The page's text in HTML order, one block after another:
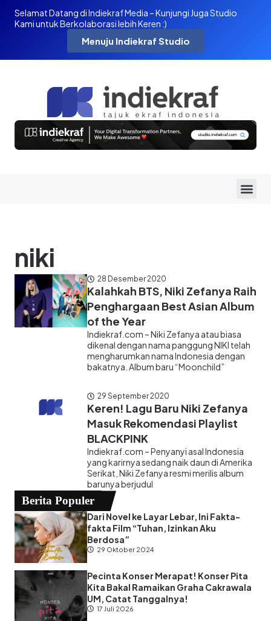
Selamat Datang di Indiekraf Media – Kunjungi Juga Studio
Kami untuk Berkolaborasi lebih Keren :)
Menuju Indiekraf Studio
niki
28 Desember 2020
Kalahkah BTS, Niki Zefanya Raih
Penghargaan Best Asian Album
of the Year
Indiekraf.com – Niki Zefanya atau biasa
dikenal dengan nama panggung NIKI telah
mengharumkan nama Indonesia dengan
bakatnya. Album baru “Moonchild”
29 September 2020
Keren! Lagu Baru Niki Zefanya
Masuk Rekomendasi Playlist
BLACKPINK
Indiekraf.com – Penyanyi asal Indonesia
yang karirnya sedang naik daun di Amerika
Serikat, Niki Zefanya resmi merilis album
barunya berjudul
Berita Populer
Dari Novel ke Layar Lebar, Ini Fakta-
fakta Film “Tuhan, Izinkan Aku
Berdosa”
29 Oktober 2024
Pecinta Konser Merapat! Konser Pita
Kita Bakal Ramaikan Graha Cakrawala
UM, Catat Tanggalnya!
17 Juli 2026